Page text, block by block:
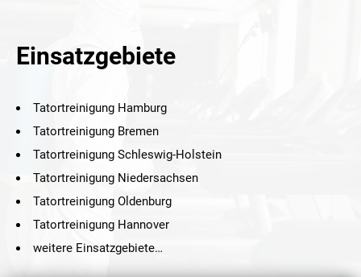
Einsatzgebiete
Tatortreinigung Hamburg
Tatortreinigung Bremen
Tatortreinigung Schleswig-Holstein
Tatortreinigung Niedersachsen
Tatortreinigung Oldenburg
Tatortreinigung Hannover
weitere Einsatzgebiete…